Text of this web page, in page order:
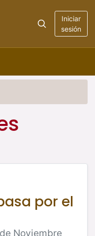
Iniciar
sesión
por el
Noviembre